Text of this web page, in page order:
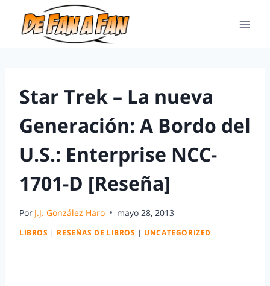
Star Trek – La nueva
Generación: A Bordo del
U.S.: Enterprise NCC-
1701-D [Reseña]
Por J.J. González Haro mayo 28, 2013
LIBROS | RESEÑAS DE LIBROS | UNCATEGORIZED